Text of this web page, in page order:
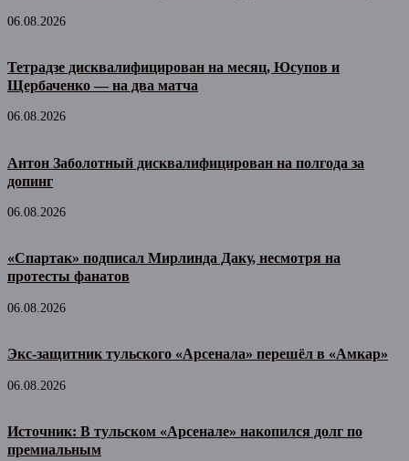
06.08.2026
Тетрадзе дисквалифицирован на месяц, Юсупов и
Щербаченко — на два матча
06.08.2026
Антон Заболотный дисквалифицирован на полгода за
допинг
06.08.2026
«Спартак» подписал Мирлинда Даку, несмотря на
протесты фанатов
06.08.2026
Экс-защитник тульского «Арсенала» перешёл в «Амкар»
06.08.2026
Источник: В тульском «Арсенале» накопился долг по
премиальным